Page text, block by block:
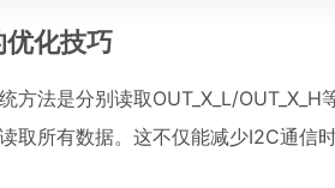
化技巧
方法是分别读取OUT_X_L/
取所有数据。这不仅能减少I2C通信